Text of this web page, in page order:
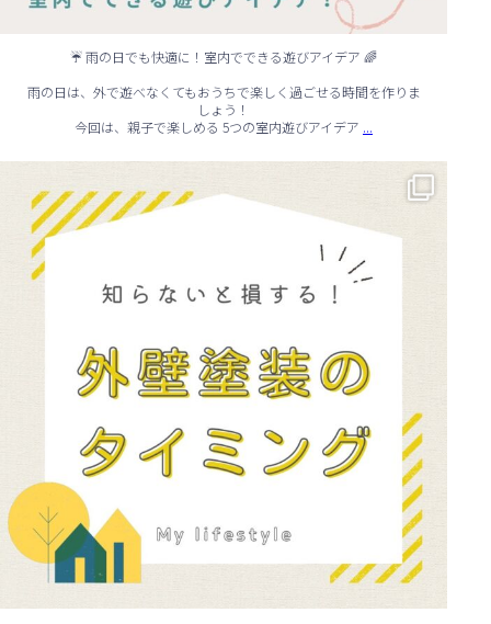
☔ 雨の日でも快適に！室内でできる遊びアイデア 🌈
雨の日は、外で遊べなくてもおうちで楽しく過ごせる時間を作りま
しょう！
今回は、親子で楽しめる 5つの室内遊びアイデア ...
...